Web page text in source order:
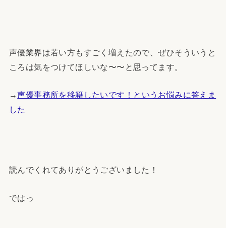
声優業界は若い方もすごく増えたので、ぜひそういうと
ころは気をつけてほしいな〜〜と思ってます。
→声優事務所を移籍したいです！というお悩みに答えま
した
読んでくれてありがとうございました！
ではっ